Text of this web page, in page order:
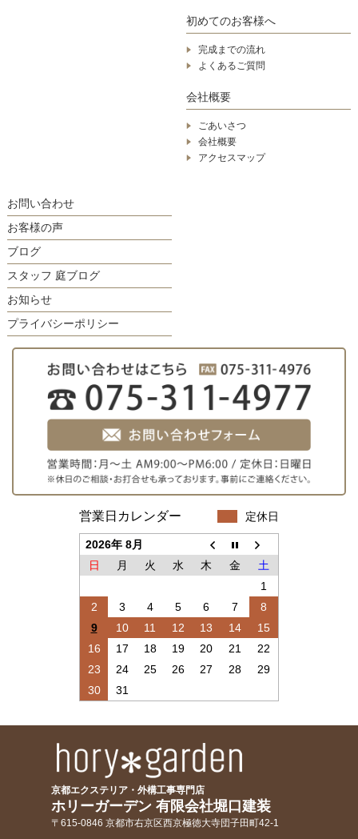
初めてのお客様へ
完成までの流れ
よくあるご質問
会社概要
ごあいさつ
会社概要
アクセスマップ
お問い合わせ
お客様の声
ブログ
スタッフ 庭ブログ
お知らせ
プライバシーポリシー
営業日カレンダー
2026年 8月
日
月 火 水 木 金
土
1
2
3 4 5 6 7
8
9
10 11 12 13 14
15
16
17 18 19 20 21
22
23
24 25 26 27 28
29
30
31
定休日
京都エクステリア・外構工事専門店
ホリーガーデン 有限会社堀口建装
〒615-0846 京都市右京区西京極徳大寺団子田町42-1